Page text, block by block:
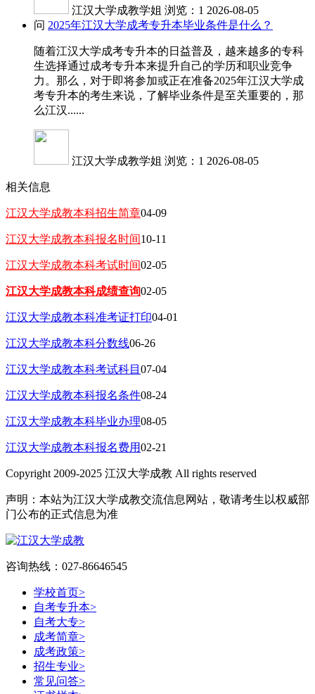
江汉大学成教学姐 浏览：1 2026-08-05
问 2025年江汉大学成考专升本毕业条件是什么？
随着江汉大学成考专升本的日益普及，越来越多的专科
生选择通过成考专升本来提升自己的学历和职业竞争
力。那么，对于即将参加或正在准备2025年江汉大学成
考专升本的考生来说，了解毕业条件是至关重要的，那
么江汉......
江汉大学成教学姐 浏览：1 2026-08-05
相关信息
江汉大学成教本科招生简章04-09
江汉大学成教本科报名时间10-11
江汉大学成教本科考试时间02-05
江汉大学成教本科成绩查询02-05
江汉大学成教本科准考证打印04-01
江汉大学成教本科分数线06-26
江汉大学成教本科考试科目 07-04
江汉大学成教本科报名条件08-24
江汉大学成教本科毕业办理08-05
江汉大学成教本科报名费用02-21
Copyright 2009-2025 江汉大学成教 All rights reserved
声明：本站为江汉大学成教交流信息网站，敬请考生以权威部
门公布的正式信息为准
咨询热线：027-86646545
学校首页>
自考专升本>
自考大专>
成考简章>
成考政策>
招生专业>
常见问答>